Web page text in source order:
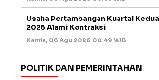
Usaha Pertambangan Kuartal Kedua
2026 Alami Kontraksi
Kamis, 06 Agu 2026 00:49 WIB
POLITIK DAN PEMERINTAHAN